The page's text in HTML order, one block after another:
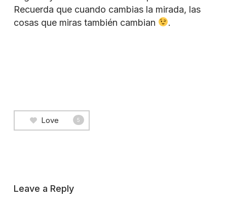
Recuerda que cuando cambias la mirada, las
cosas que miras también cambian
.
Love 5
Leave a Reply